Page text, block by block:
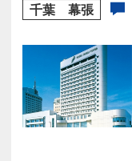
千葉 幕張